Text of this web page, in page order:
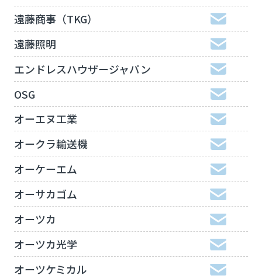
遠藤商事（TKG）
遠藤照明
エンドレスハウザージャパン
OSG
オーエヌ工業
オークラ輸送機
オーケーエム
オーサカゴム
オーツカ
オーツカ光学
オーツケミカル